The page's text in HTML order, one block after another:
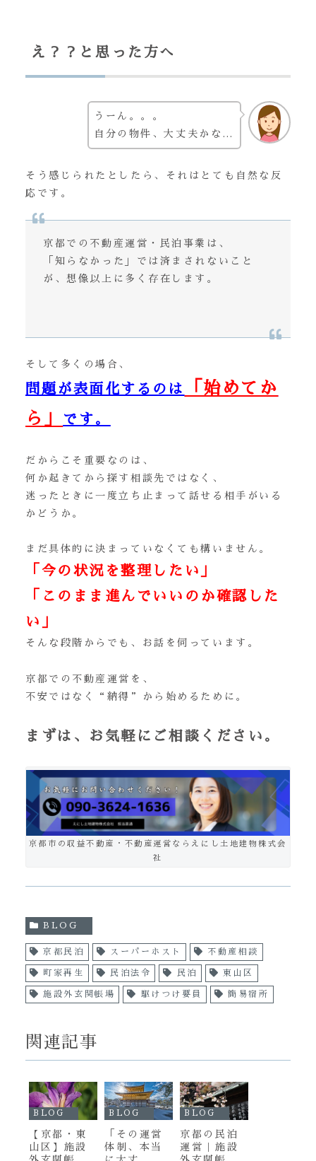
え？？と思った方へ
うーん。。。
自分の物件、大丈夫かな…
そう感じられたとしたら、それはとても自然な反
応です。
京都での不動産運営・民泊事業は、
「知らなかった」では済まされないこと
が、想像以上に多く存在します。
そして多くの場合、
問題が表面化するのは
「始めてか
ら」
です。
だからこそ重要なのは、
何か起きてから探す相談先ではなく、
迷ったときに一度立ち止まって話せる相手がいる
かどうか。
まだ具体的に決まっていなくても構いません。
「今の状況を整理したい」
「このまま進んでいいのか確認した
い」
そんな段階からでも、お話を伺っています。
京都での不動産運営を、
不安ではなく“納得”から始めるために。
まずは、お気軽にご相談ください。
京都市の収益不動産・不動産運営ならえにし土地建物株式会
社
BLOG
京都民泊 スーパーホスト 不動産相談
町家再生 民泊法令 民泊 東山区
施設外玄関帳場 駆けつけ要員 簡易宿所
関連記事
BLOG
【京都・東
山区】施設
BLOG
「その運営
体制、本当
BLOG
京都の民泊
運営｜施設